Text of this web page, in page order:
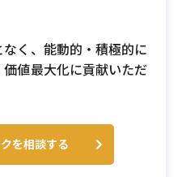
く、能動的・積極的に
値最大化に貢献いただ
を相談する